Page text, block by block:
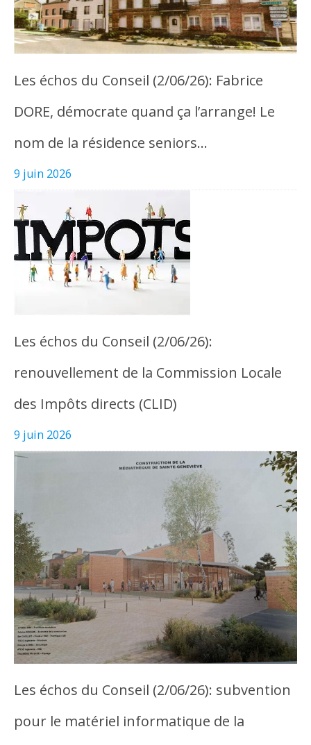
Les échos du Conseil (2/06/26): Fabrice
DORE, démocrate quand ça l’arrange! Le
nom de la résidence seniors…
9 juin 2026
Les échos du Conseil (2/06/26):
renouvellement de la Commission Locale
des Impôts directs (CLID)
9 juin 2026
Les échos du Conseil (2/06/26): subvention
pour le matériel informatique de la